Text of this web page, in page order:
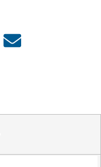
Share